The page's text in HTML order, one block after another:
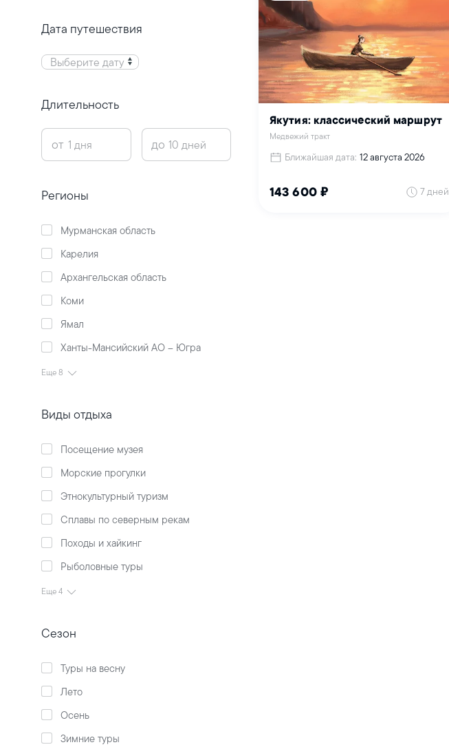
Дата путешествия
Выберите дату
Длительность
от до
Регионы
Мурманская область
Карелия
Архангельская область
Коми
Ямал
Ханты-Мансийский АО – Югра
Еще 8
Виды отдыха
Посещение музея
Морские прогулки
Этнокультурный туризм
Сплавы по северным рекам
Походы и хайкинг
Рыболовные туры
Еще 4
Сезон
Туры на весну
Лето
Осень
Зимние туры
Якутия: классический маршрут
Медвежий тракт
Ближайшая дата: 12 августа 2026
143 600 ₽ 7 дней